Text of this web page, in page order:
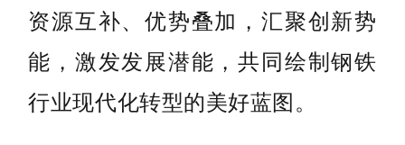
资源互补、优势叠加，汇聚创新势
能，激发发展潜能，共同绘制钢铁
行业现代化转型的美好蓝图。